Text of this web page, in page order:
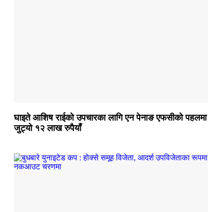
घाइते आशिष राईको उपचारका लागि एन पेनाङ एफसीको पहलमा
जुट्यो १२ लाख रुपैयाँ